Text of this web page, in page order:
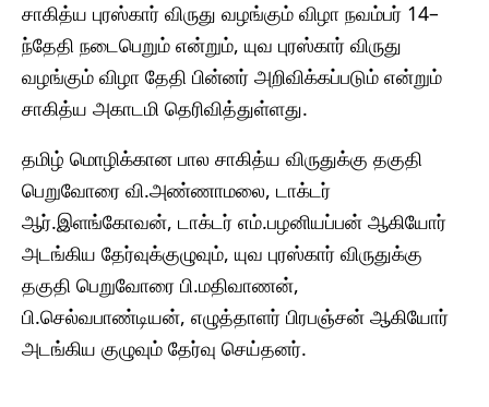
சாகித்ய புரஸ்கார் விருது வழங்கும் விழா நவம்பர் 14–
ந்தேதி நடைபெறும் என்றும், யுவ புரஸ்கார் விருது
வழங்கும் விழா தேதி பின்னர் அறிவிக்கப்படும் என்றும்
சாகித்ய அகாடமி தெரிவித்துள்ளது.
தமிழ் மொழிக்கான பால சாகித்ய விருதுக்கு தகுதி
பெறுவோரை வி.அண்ணாமலை, டாக்டர்
ஆர்.இளங்கோவன், டாக்டர் எம்.பழனியப்பன் ஆகியோர்
அடங்கிய தேர்வுக்குழுவும், யுவ புரஸ்கார் விருதுக்கு
தகுதி பெறுவோரை பி.மதிவாணன்,
பி.செல்வபாண்டியன், எழுத்தாளர் பிரபஞ்சன் ஆகியோர்
அடங்கிய குழுவும் தேர்வு செய்தனர்.